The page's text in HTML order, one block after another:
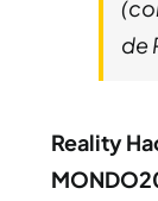
de
Reality